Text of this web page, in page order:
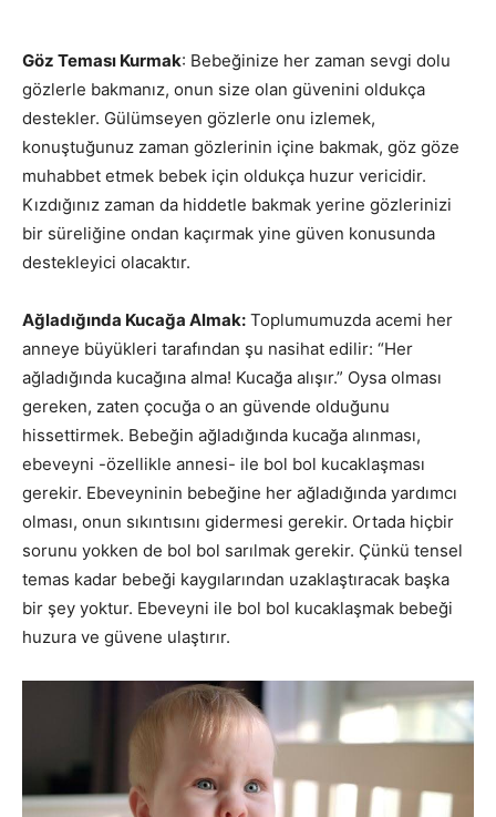
Göz Teması Kurmak: Bebeğinize her zaman sevgi dolu
gözlerle bakmanız, onun size olan güvenini oldukça
destekler. Gülümseyen gözlerle onu izlemek,
konuştuğunuz zaman gözlerinin içine bakmak, göz göze
muhabbet etmek bebek için oldukça huzur vericidir.
Kızdığınız zaman da hiddetle bakmak yerine gözlerinizi
bir süreliğine ondan kaçırmak yine güven konusunda
destekleyici olacaktır.
Ağladığında Kucağa Almak: Toplumumuzda acemi her
anneye büyükleri tarafından şu nasihat edilir: “Her
ağladığında kucağına alma! Kucağa alışır.” Oysa olması
gereken, zaten çocuğa o an güvende olduğunu
hissettirmek. Bebeğin ağladığında kucağa alınması,
ebeveyni -özellikle annesi- ile bol bol kucaklaşması
gerekir. Ebeveyninin bebeğine her ağladığında yardımcı
olması, onun sıkıntısını gidermesi gerekir. Ortada hiçbir
sorunu yokken de bol bol sarılmak gerekir. Çünkü tensel
temas kadar bebeği kaygılarından uzaklaştıracak başka
bir şey yoktur. Ebeveyni ile bol bol kucaklaşmak bebeği
huzura ve güvene ulaştırır.